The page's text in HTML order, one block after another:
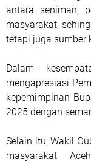
antara seniman,
masyarakat,
tetapi juga sumber
Dalam
mengapresiasi
kepemimpinan
2025 dengan
Selain itu, Wakil
masyarakat